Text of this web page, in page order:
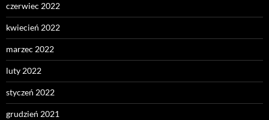
czerwiec 2022
kwiecień 2022
marzec 2022
luty 2022
styczeń 2022
grudzień 2021